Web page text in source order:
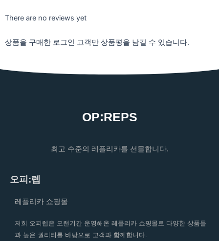
There are no reviews yet
상품을 구매한 로그인 고객만 상품평을 남길 수 있습니다.
OP:REPS
최고 수준의 레플리카를 선물합니다.
오피:렙
레플리카 쇼핑몰
저희 오피렙은 오랜기간 운영해온 레플리카 쇼핑몰로 다양한 상품들
과 높은 퀄리티를 바탕으로 고객과 함께합니다.